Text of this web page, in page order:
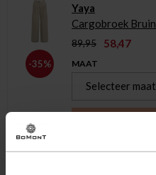
-35%
Yaya
Cargobroek Bruin
89,95 58,47
MAAT